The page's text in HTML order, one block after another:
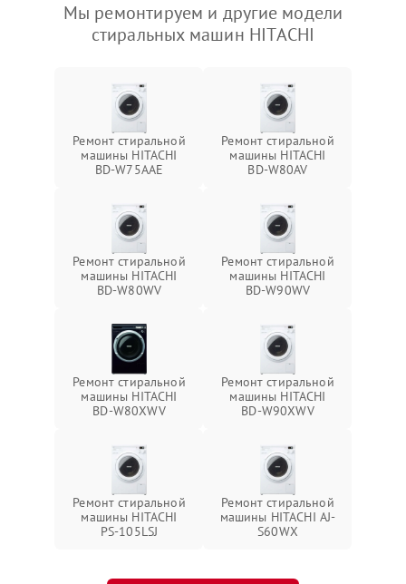
Мы ремонтируем и другие модели
стиральных машин HITACHI
Ремонт стиральной
машины HITACHI
BD-W75AAE
Ремонт стиральной
машины HITACHI
BD-W80AV
Ремонт стиральной
машины HITACHI
BD-W80WV
Ремонт стиральной
машины HITACHI
BD-W90WV
Ремонт стиральной
машины HITACHI
BD-W80XWV
Ремонт стиральной
машины HITACHI
BD-W90XWV
Ремонт стиральной
машины HITACHI
PS-105LSJ
Ремонт стиральной
машины HITACHI AJ-
S60WX